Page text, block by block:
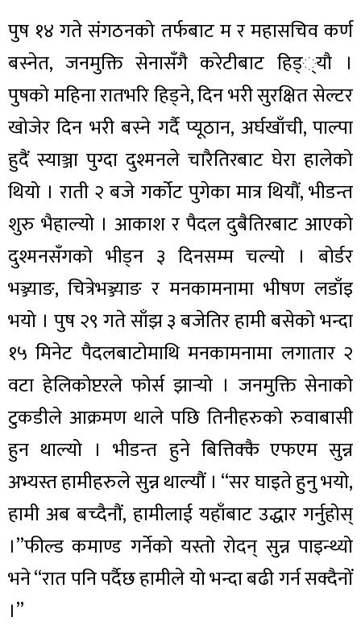
पुष १४ गते संगठनको तर्फबाट म र महासचिव कर्ण
बस्नेत, जनमुक्ति सेनासँगै करेटीबाट हिड््यौ ।
पुषको महिना रातभरि हिड्ने, दिन भरी सुरक्षित सेल्टर
खोजेर दिन भरी बस्ने गर्दै प्यूठान, अर्घखाँची, पाल्पा
हुदैं स्याञ्जा पुग्दा दुश्मनले चारैतिरबाट घेरा हालेको
थियो । राती २ बजे गर्कोट पुगेका मात्र थियौं, भीडन्त
शुरु भैहाल्यो । आकाश र पैदल दुबैतिरबाट आएको
दुश्मनसँगको भीड्न ३ दिनसम्म चल्यो । बोर्डर
भञ्ज्याङ, चित्रेभञ्ज्याङ र मनकामनामा भीषण लडाँइ
भयो । पुष २९ गते साँझ ३ बजेतिर हामी बसेको भन्दा
१५ मिनेट पैदलबाटोमाथि मनकामनामा लगातार २
वटा हेलिकोप्टरले फोर्स झार्‍यो । जनमुक्ति सेनाको
टुकडीले आक्रमण थाले पछि तिनीहरुको रुवाबासी
हुन थाल्यो । भीडन्त हुने बित्तिक्कै एफएम सुन्न
अभ्यस्त हामीहरुले सुन्न थाल्यौं । “सर घाइते हुनु भयो,
हामी अब बच्दैनौं, हामीलाई यहाँबाट उद्धार गर्नुहोस्
।”फील्ड कमाण्ड गर्नेको यस्तो रोदन् सुन्न पाइन्थ्यो
भने “रात पनि पर्दैछ हामीले यो भन्दा बढी गर्न सक्दैनों
।”